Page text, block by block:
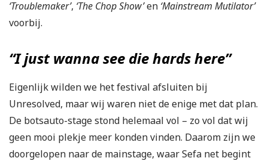
‘Troublemaker’, ‘The Chop Show’en ‘Mainstream Mutilator’
voorbij.
“I just wanna see die hards here”
Eigenlijk wilden we het festival afsluiten bij
Unresolved, maar wij waren niet de enige met dat plan.
De botsauto-stage stond helemaal vol – zo vol dat wij
geen mooi plekje meer konden vinden. Daarom zijn we
doorgelopen naar de mainstage, waar Sefa net begint